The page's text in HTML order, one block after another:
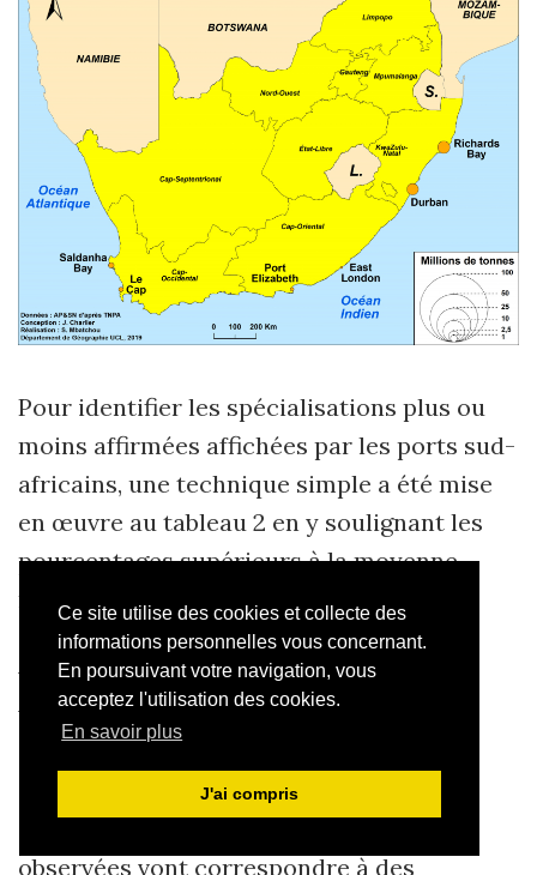
Ce site utilise des cookies et collecte des
informations personnelles vous concernant.
En poursuivant votre navigation, vous
acceptez l'utilisation des cookies.
En savoir plus
J'ai compris
Pour identifier les spécialisations plus ou
moins affirmées affichées par les ports sud-
africains, une technique simple a été mise
en œuvre au tableau 2 en y soulignant les
pourcentages supérieurs à la moyenne
nationale au sein des quatre grandes
catégories présentes, soit 19,7 % pour les
vracs liquides (58,2 Mt), 55,3 % pour les
vracs solides (163,2 Mt), 22,5 % pour les
d’EVP), 2,5 % pour les autres diverses
observées vont correspondre à des